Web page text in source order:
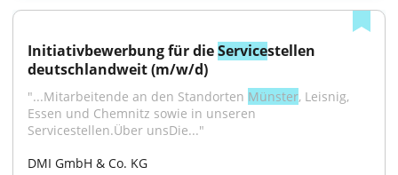
Initiativbewerbung für die Servicestellen
deutschlandweit (m/w/d)
"...Mitarbeitende an den Standorten Münster, Leisnig,
Essen und Chemnitz sowie in unseren
Servicestellen.Über unsDie..."
DMI GmbH & Co. KG